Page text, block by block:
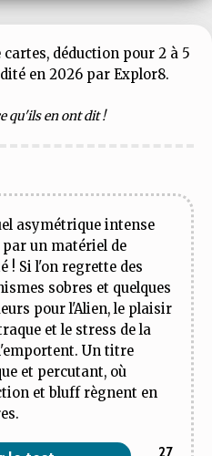
déduction pour 2 à 5
en 2026 par Explor8.
qu'ils en ont dit !
asymétrique intense
un matériel de
! Si l'on regrette des
sobres et quelques
pour l'Alien, le plaisir
et le stress de la
Un titre
et percutant, où
et bluff règnent en
27